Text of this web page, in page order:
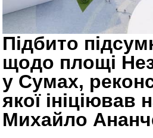
Підбито
щодо площі
у Сумах,
якої ініціював
Михайло